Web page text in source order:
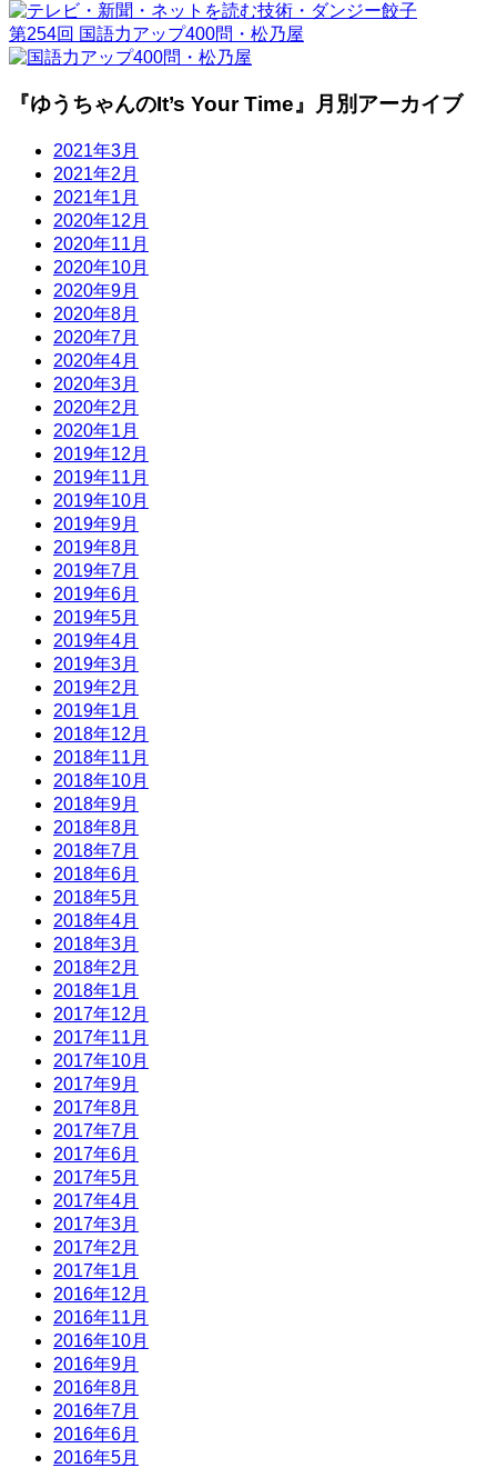
第254回 国語力アップ400問・松乃屋
『ゆうちゃんのIt’s Your Time』月別アーカイブ
2021年3月
2021年2月
2021年1月
2020年12月
2020年11月
2020年10月
2020年9月
2020年8月
2020年7月
2020年4月
2020年3月
2020年2月
2020年1月
2019年12月
2019年11月
2019年10月
2019年9月
2019年8月
2019年7月
2019年6月
2019年5月
2019年4月
2019年3月
2019年2月
2019年1月
2018年12月
2018年11月
2018年10月
2018年9月
2018年8月
2018年7月
2018年6月
2018年5月
2018年4月
2018年3月
2018年2月
2018年1月
2017年12月
2017年11月
2017年10月
2017年9月
2017年8月
2017年7月
2017年6月
2017年5月
2017年4月
2017年3月
2017年2月
2017年1月
2016年12月
2016年11月
2016年10月
2016年9月
2016年8月
2016年7月
2016年6月
2016年5月